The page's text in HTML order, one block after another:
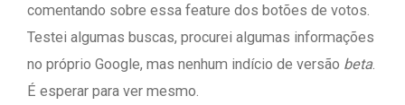
comentando sobre essa feature dos botões de votos.
Testei algumas buscas, procurei algumas informações
no próprio Google, mas nenhum indício de versão beta.
É esperar para ver mesmo.